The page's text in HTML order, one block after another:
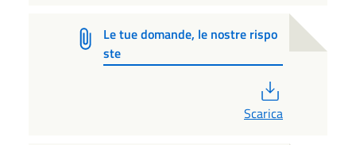
Le tue domande, le nostre rispo
ste
Scarica